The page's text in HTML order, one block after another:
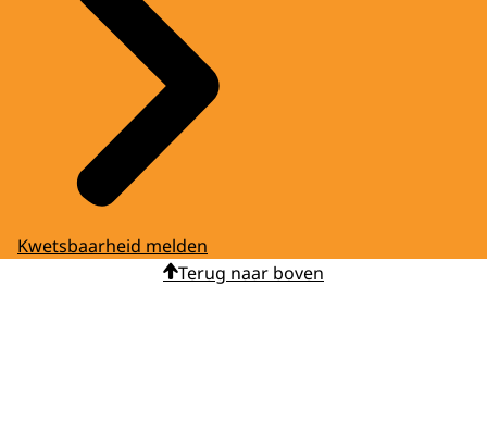
Kwetsbaarheid melden
Terug naar boven